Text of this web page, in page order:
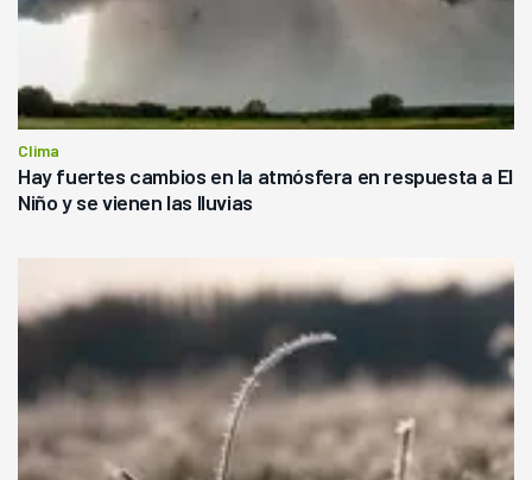
Clima
Hay fuertes cambios en la atmósfera en respuesta a El
Niño y se vienen las lluvias